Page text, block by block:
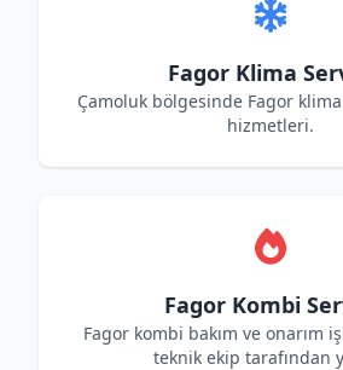
Fagor Klima
Çamoluk bölgesinde Fagor klima
hizmetleri.
Fagor Kombi
Fagor kombi bakım ve onarım
teknik ekip tarafından